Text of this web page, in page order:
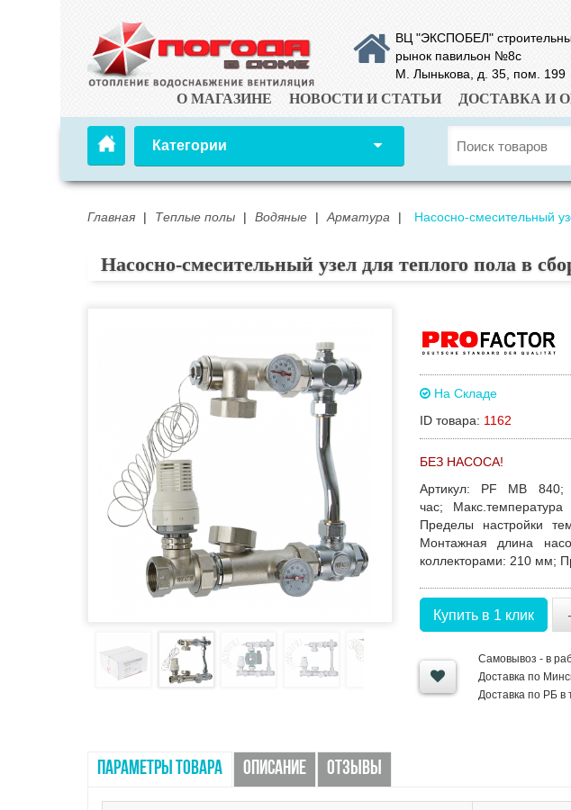
ВЦ "ЭКСПОБЕЛ"
рынок павильон №8с
М. Лынькова, д. 35, пом. 199
О МАГАЗИНЕ НОВОСТИ И СТАТЬИ ДОСТАВКА И
Категории
Главная | Теплые полы | Водяные | Арматура | Насосно-смесительный
Насосно-смесительный узел для теплого пола в
На Складе
ID товара: 1162
БЕЗ НАСОСА!
Артикул: PF MB 840;
час;
Пределы настройки
Монтажная длина
коллекторами: 210 мм;
Купить в 1 клик
Самовывоз - в
Доставка по
Доставка по РБ в
ПАРАМЕТРЫ ТОВАРА ОПИСАНИЕ ОТЗЫВЫ